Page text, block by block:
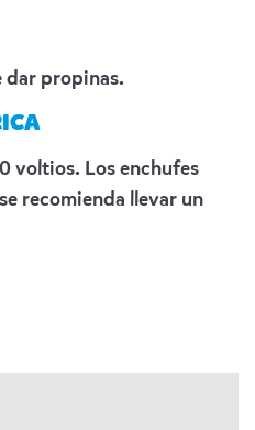
dar propinas.
voltios. Los enchufes
recomienda llevar un